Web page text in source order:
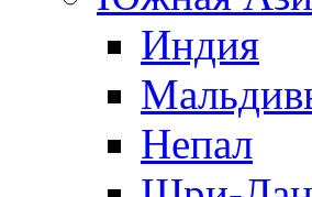
Индия
Непал